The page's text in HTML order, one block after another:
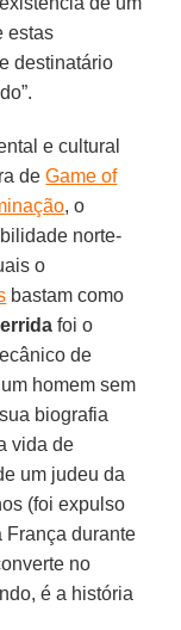
estas
destinatário
e cultural
deGame of
, o
norte-
o
bastam como
foi o
de
homem sem
biografia
vida de
um judeu da
(foi expulso
França durante
no
é a história